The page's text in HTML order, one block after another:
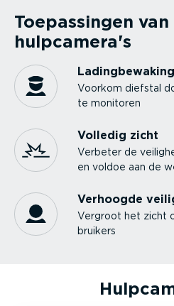
Toepas­singen van
hulpcamera's
Lading­be­waking
Voorkom diefstal
te monitoren
Volledig zicht
Verbeter de
en voldoe aan de
Verhoogde
Vergroot het zicht
bruikers